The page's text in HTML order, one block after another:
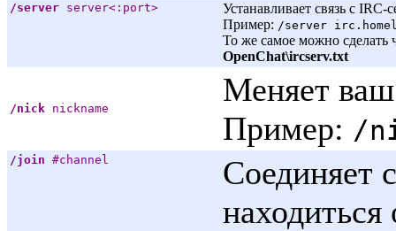
/server server<:port>
Устанавливает связь с IRC-
Пример: /server
То же самое можно сделать
OpenChat\ircserv.txt
/nick nickname
Меняет
Пример: /
/join #channel
Соединяет